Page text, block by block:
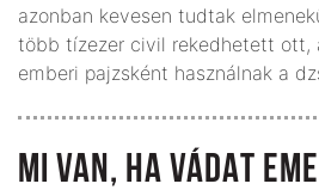
azonban kevesen tudtak
több tíz­ezer civil rekedhetett ott,
emberi pajzsként használnak a
MI VAN, HA VÁDAT